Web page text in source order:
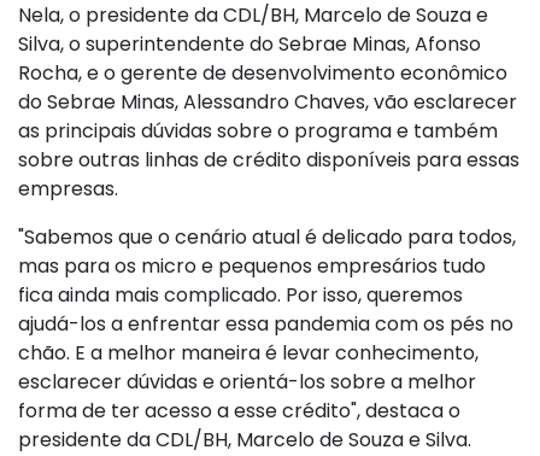
Nela, o presidente da CDL/BH, Marcelo de Souza e
Silva, o superintendente do Sebrae Minas, Afonso
Rocha, e o gerente de desenvolvimento econômico
do Sebrae Minas, Alessandro Chaves, vão esclarecer
as principais dúvidas sobre o programa e também
sobre outras linhas de crédito disponíveis para essas
empresas.
"Sabemos que o cenário atual é delicado para todos,
mas para os micro e pequenos empresários tudo
fica ainda mais complicado. Por isso, queremos
ajudá-los a enfrentar essa pandemia com os pés no
chão. E a melhor maneira é levar conhecimento,
esclarecer dúvidas e orientá-los sobre a melhor
forma de ter acesso a esse crédito", destaca o
presidente da CDL/BH, Marcelo de Souza e Silva.